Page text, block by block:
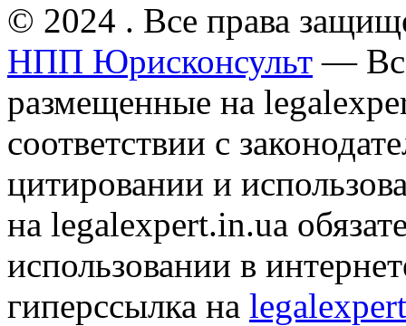
© 2024 . Все права
НПП Юрисконсульт —
размещенные на
соответствии с
цитировании и
на legalexpert.in.ua
использовании в
гиперссылка на